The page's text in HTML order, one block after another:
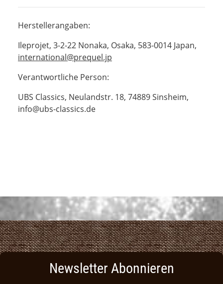
Herstellerangaben:
Ileprojet, 3-2-22 Nonaka, Osaka, 583-0014 Japan,
international@prequel.jp
Verantwortliche Person:
UBS Classics, Neulandstr. 18, 74889 Sinsheim,
info@ubs-classics.de
Newsletter Abonnieren